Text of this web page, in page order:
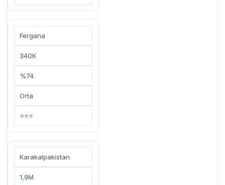
Fergana
340K
%74
Orta
⭐⭐⭐
Karakalpakistan
1,9M